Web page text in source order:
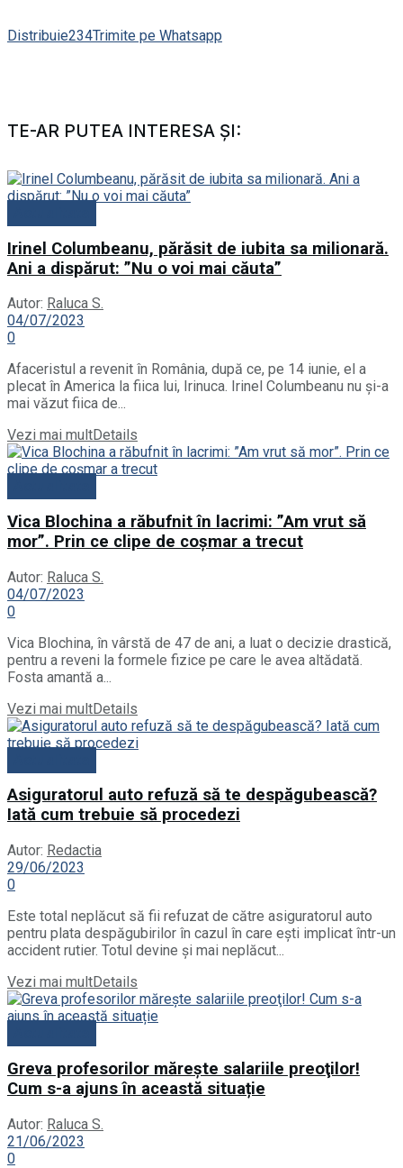
Distribuie234Trimite pe Whatsapp
TE-AR PUTEA INTERESA ȘI:
Irinel Columbeanu, părăsit de iubita sa milionară.
Ani a dispărut: ”Nu o voi mai căuta”
Autor: Raluca S.
04/07/2023
0
Afaceristul a revenit în România, după ce, pe 14 iunie, el a
plecat în America la fiica lui, Irinuca. Irinel Columbeanu nu și-a
mai văzut fiica de...
Vezi mai multDetails
Vica Blochina a răbufnit în lacrimi: ”Am vrut să
mor”. Prin ce clipe de coșmar a trecut
Autor: Raluca S.
04/07/2023
0
Vica Blochina, în vârstă de 47 de ani, a luat o decizie drastică,
pentru a reveni la formele fizice pe care le avea altădată.
Fosta amantă a...
Vezi mai multDetails
Asiguratorul auto refuză să te despăgubească?
Iată cum trebuie să procedezi
Autor: Redactia
29/06/2023
0
Este total neplăcut să fii refuzat de către asiguratorul auto
pentru plata despăgubirilor în cazul în care ești implicat într-un
accident rutier. Totul devine și mai neplăcut...
Vezi mai multDetails
Greva profesorilor măreşte salariile preoţilor!
Cum s-a ajuns în această situație
Autor: Raluca S.
21/06/2023
0